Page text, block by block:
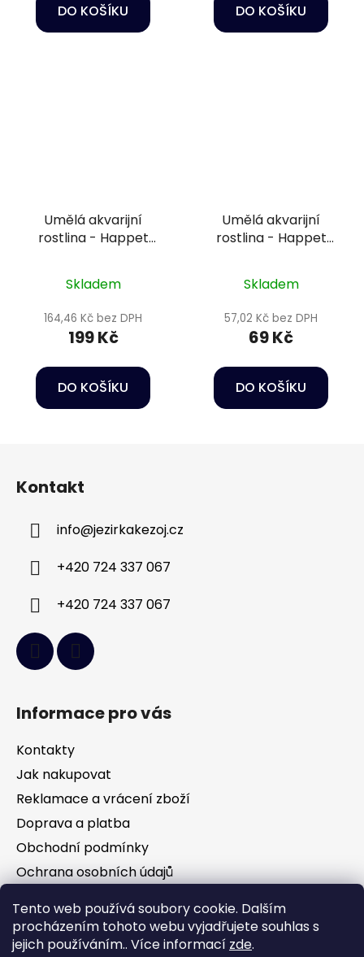
Tento web používá soubory cookie. Dalším
procházením tohoto webu vyjadřujete souhlas s
jejich používáním.. Více informací zde.
DO KOŠÍKU DO KOŠÍKU
Umělá akvarijní
rostlina - Happet
Skladem
164,46 Kč bez DPH
199 Kč
DO KOŠÍKU
Umělá akvarijní
rostlina - Happet
Skladem
57,02 Kč bez DPH
69 Kč
DO KOŠÍKU
Kontakt
info@jezirkakezoj.cz
+420 724 337 067
+420 724 337 067
Informace pro vás
Kontakty
Jak nakupovat
Reklamace a vrácení zboží
Doprava a platba
Obchodní podmínky
Ochrana osobních údajů
Facebook